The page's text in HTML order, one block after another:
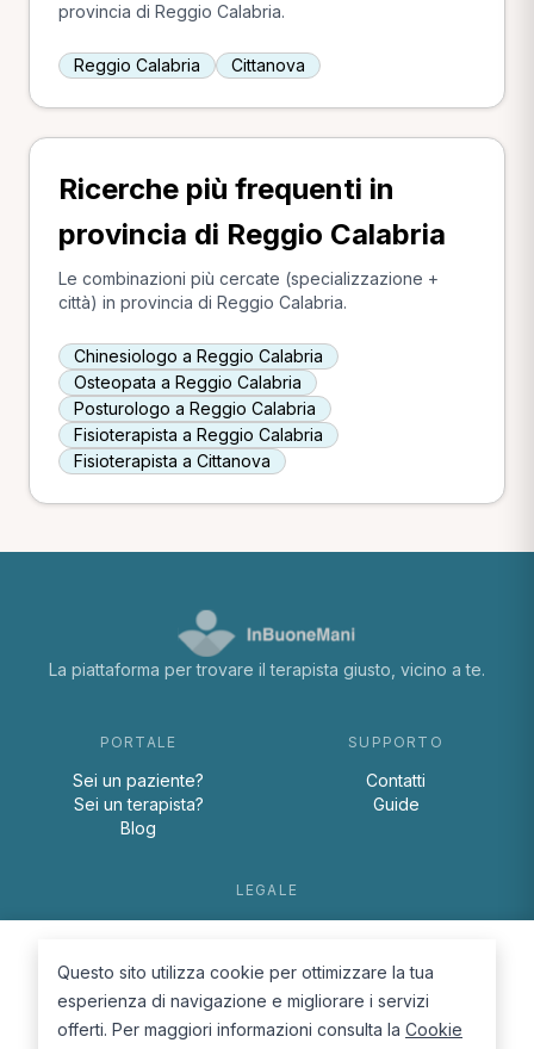
provincia di Reggio Calabria.
Reggio Calabria Cittanova
Ricerche più frequenti in
provincia di Reggio Calabria
Le combinazioni più cercate (specializzazione +
città) in provincia di Reggio Calabria.
Chinesiologo a Reggio Calabria
Osteopata a Reggio Calabria
Posturologo a Reggio Calabria
Fisioterapista a Reggio Calabria
Fisioterapista a Cittanova
La piattaforma per trovare il terapista giusto, vicino a te.
PORTALE
Sei un paziente?
Sei un terapista?
Blog
SUPPORTO
Contatti
Guide
LEGALE
Cookie Policy
Questo sito utilizza cookie per ottimizzare la tua
esperienza di navigazione e migliorare i servizi
offerti. Per maggiori informazioni consulta la Cookie